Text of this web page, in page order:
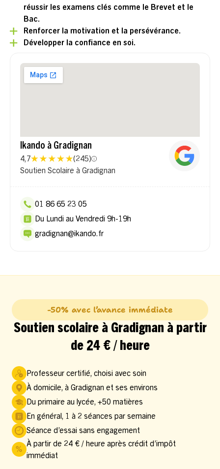
réussir les examens clés comme le Brevet et le
Bac.
Renforcer la motivation et la persévérance.
Développer la confiance en soi.
Ikando à Gradignan
4,7 (245)
Soutien Scolaire à Gradignan
01 86 65 23 05
Du Lundi au Vendredi 9h-19h
gradignan@ikando.fr
-50% avec l’avance immédiate
Soutien scolaire à Gradignan à partir
de 24 € / heure
Professeur certifié, choisi avec soin
À domicile, à Gradignan et ses environs
Du primaire au lycée, +50 matières
En général, 1 à 2 séances par semaine
Séance d’essai sans engagement
À partir de 24 € / heure après crédit d’impôt
immédiat